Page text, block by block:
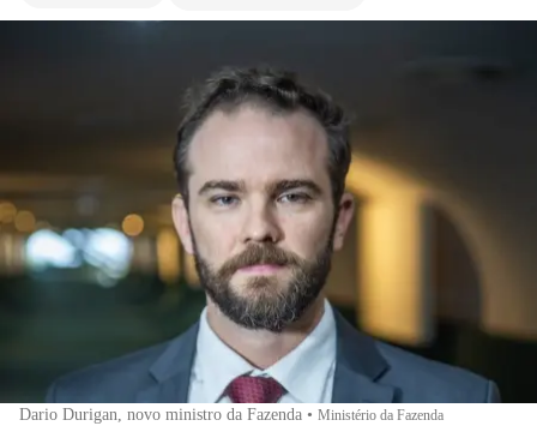
Dario Durigan, novo ministro da Fazenda • Ministério da Fazenda